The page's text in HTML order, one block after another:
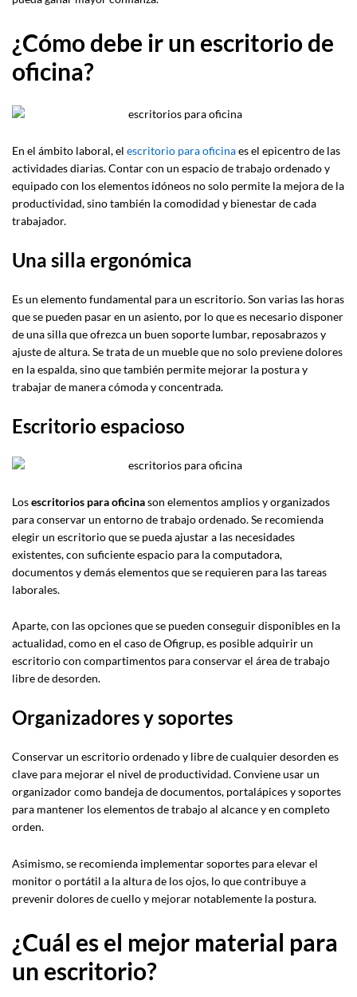
¿Cómo debe ir un escritorio de
oficina?
En el ámbito laboral, el escritorio para oficinaes el epicentro de las
actividades diarias. Contar con un espacio de trabajo ordenado y
equipado con los elementos idóneos no solo permite la mejora de la
productividad, sino también la comodidad y bienestar de cada
trabajador.
Una silla ergonómica
Es un elemento fundamental para un escritorio. Son varias las horas
que se pueden pasar en un asiento, por lo que es necesario disponer
de una silla que ofrezca un buen soporte lumbar, reposabrazos y
ajuste de altura. Se trata de un mueble que no solo previene dolores
en la espalda, sino que también permite mejorar la postura y
trabajar de manera cómoda y concentrada.
Escritorio espacioso
Losescritorios para oficinason elementos amplios y organizados
para conservar un entorno de trabajo ordenado. Se recomienda
elegir un escritorio que se pueda ajustar a las necesidades
existentes, con suficiente espacio para la computadora,
documentos y demás elementos que se requieren para las tareas
laborales.
Aparte, con las opciones que se pueden conseguir disponibles en la
actualidad, como en el caso de Ofigrup, es posible adquirir un
escritorio con compartimentos para conservar el área de trabajo
libre de desorden.
Organizadores y soportes
Conservar un escritorio ordenado y libre de cualquier desorden es
clave para mejorar el nivel de productividad. Conviene usar un
organizador como bandeja de documentos, portalápices y soportes
para mantener los elementos de trabajo al alcance y en completo
orden.
Asimismo, se recomienda implementar soportes para elevar el
monitor o portátil a la altura de los ojos, lo que contribuye a
prevenir dolores de cuello y mejorar notablemente la postura.
¿Cuál es el mejor material para
un escritorio?